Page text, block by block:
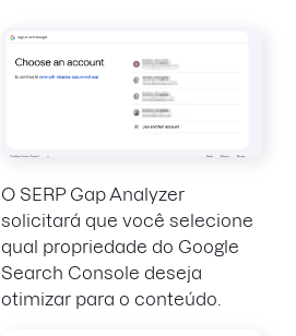
O SERP Gap Analyzer
solicitará que você selecione
qual propriedade do Google
Search Console deseja
otimizar para o conteúdo.